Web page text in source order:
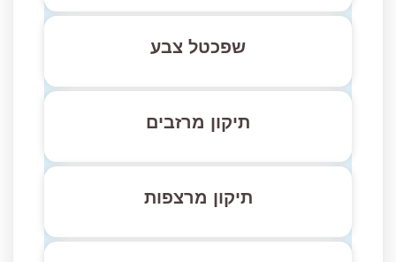
שפכטל צבע
תיקון מרזבים
תיקון מרצפות